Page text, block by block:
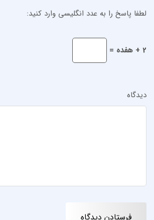
لطفا پاسخ را به عدد انگلیسی وارد کنید:
2 + هفده =
دیدگاه